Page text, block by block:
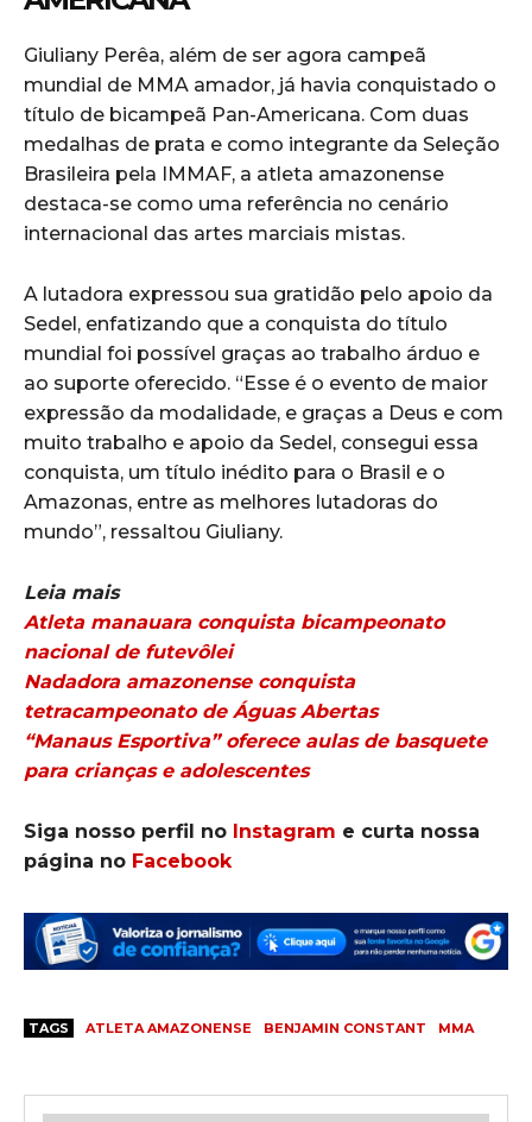
Giuliany Perêa, além de ser agora campeã
mundial de MMA amador, já havia conquistado o
título de bicampeã Pan-Americana. Com duas
medalhas de prata e como integrante da Seleção
Brasileira pela IMMAF, a atleta amazonense
destaca-se como uma referência no cenário
internacional das artes marciais mistas.
A lutadora expressou sua gratidão pelo apoio da
Sedel, enfatizando que a conquista do título
mundial foi possível graças ao trabalho árduo e
ao suporte oferecido. “Esse é o evento de maior
expressão da modalidade, e graças a Deus e com
muito trabalho e apoio da Sedel, consegui essa
conquista, um título inédito para o Brasil e o
Amazonas, entre as melhores lutadoras do
mundo”, ressaltou Giuliany.
Leia mais
Atleta manauara conquista bicampeonato
nacional de futevôlei
Nadadora amazonense conquista
tetracampeonato de Águas Abertas
“Manaus Esportiva” oferece aulas de basquete
para crianças e adolescentes
Siga nosso perfil no Instagram e curta nossa
página no Facebook
TAGS ATLETA AMAZONENSE BENJAMIN CONSTANT MMA